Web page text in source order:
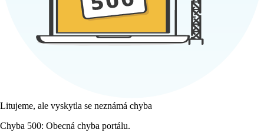
Litujeme, ale vyskytla se neznámá chyba
Chyba 500: Obecná chyba portálu.